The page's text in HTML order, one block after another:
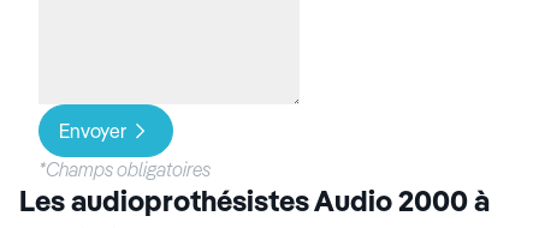
Envoyer
*Champs obligatoires
Les audioprothésistes Audio 2000 à